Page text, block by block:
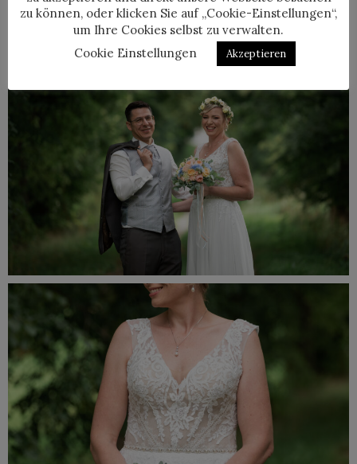
zu können, oder klicken Sie auf „Cookie-Einstellungen“,
um Ihre Cookies selbst zu verwalten.
Cookie Einstellungen
Akzeptieren